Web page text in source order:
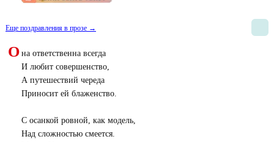
Еще поздравления в прозе →
О на ответственна всегда
И любит совершенство,
А путешествий череда
Приносит ей блаженство.
С осанкой ровной, как модель,
Над сложностью смеется.